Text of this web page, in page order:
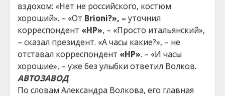
вздохом: «Нет не российского, костюм
хороший». – «От Brioni?», – уточнил
корреспондент «НР», – «Просто итальянский»,
– сказал президент. «А часы какие?», – не
отставал корреспондент «НР». – «И часы
хорошие», – уже без улыбки ответил Волков.
АВТОЗАВОД
По словам Александра Волкова, его главная